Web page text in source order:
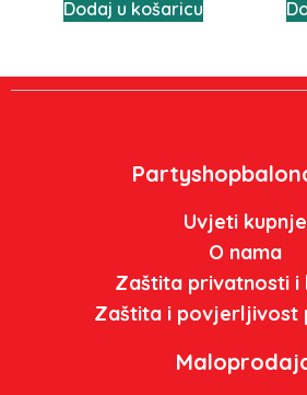
Dodaj u košaricu
Uvjeti kupnje
O nama
Zaštita privatnosti i
Zaštita i povjerljivost